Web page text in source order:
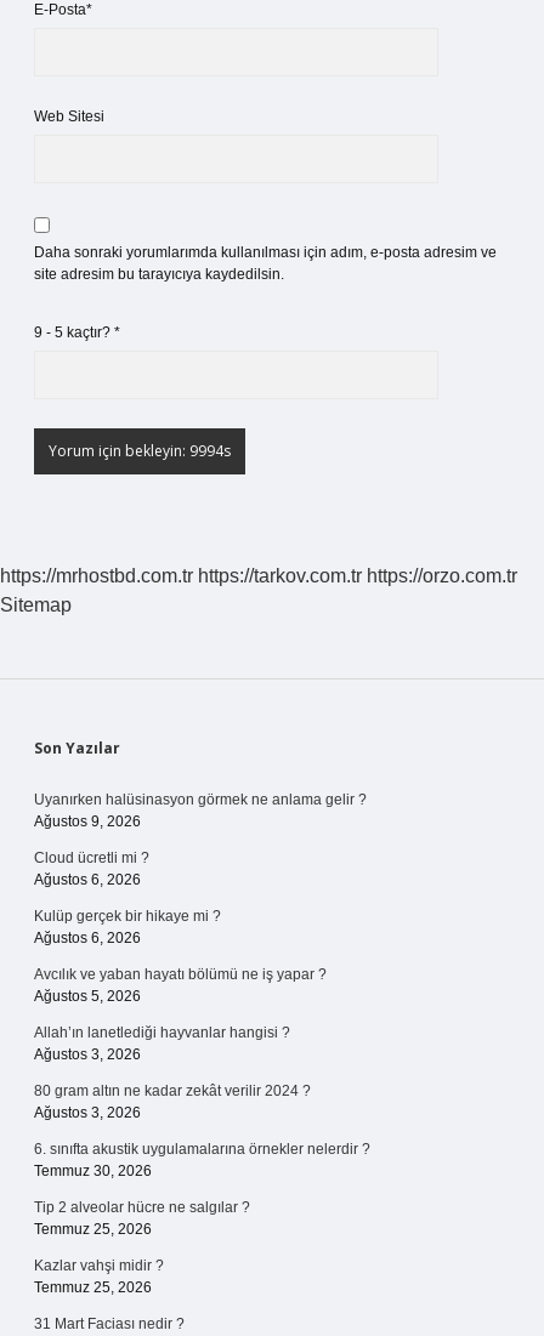
E-Posta*
Web Sitesi
Daha sonraki yorumlarımda kullanılması için adım, e-posta adresim ve
site adresim bu tarayıcıya kaydedilsin.
9 - 5 kaçtır? *
https://mrhostbd.com.tr https://tarkov.com.tr https://orzo.com.tr
Sitemap
Sidebar
Son Yazılar
Uyanırken halüsinasyon görmek ne anlama gelir ?
Ağustos 9, 2026
Cloud ücretli mi ?
Ağustos 6, 2026
Kulüp gerçek bir hikaye mi ?
Ağustos 6, 2026
Avcılık ve yaban hayatı bölümü ne iş yapar ?
Ağustos 5, 2026
Allah’ın lanetlediği hayvanlar hangisi ?
Ağustos 3, 2026
80 gram altın ne kadar zekât verilir 2024 ?
Ağustos 3, 2026
6. sınıfta akustik uygulamalarına örnekler nelerdir ?
Temmuz 30, 2026
Tip 2 alveolar hücre ne salgılar ?
Temmuz 25, 2026
Kazlar vahşi midir ?
Temmuz 25, 2026
31 Mart Faciası nedir ?